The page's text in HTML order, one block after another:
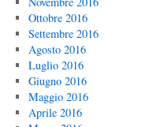
Ottobre 2016
Settembre 2016
Agosto 2016
Luglio 2016
Giugno 2016
Maggio 2016
Aprile 2016